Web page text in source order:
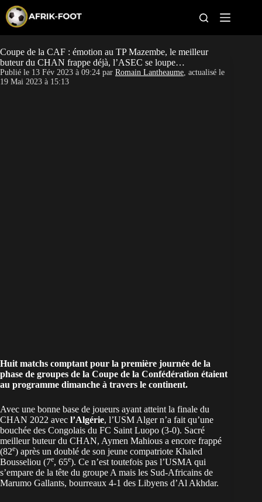
p
o
c
o
CAN féminine
Coupe de la CAF : émotion au TP Mazembe, le meilleur
buteur du CHAN frappe déjà, l’ASEC se loupe…
Publié le 13 Fév 2023 à 09:24 par Romain Lantheaume, actualisé le
19 Mai 2023 à 15:13
Huit matchs comptant pour la première journée de la
phase de groupes de la Coupe de la Confédération étaient
au programme dimanche à travers le continent.
Avec une bonne base de joueurs ayant atteint la finale du
CHAN 2022 avec l’Algérie, l’USM Alger n’a fait qu’une
bouchée des Congolais du FC Saint Luopo (3-0). Sacré
meilleur buteur du CHAN, Aymen Mahious a encore frappé
(82e) après un doublé de son jeune compatriote Khaled
Bousseliou (7e, 65e). Ce n’est toutefois pas l’USMA qui
s’empare de la tête du groupe A mais les Sud-Africains de
Marumo Gallants, bourreaux 4-1 des Libyens d’Al Akhdar.